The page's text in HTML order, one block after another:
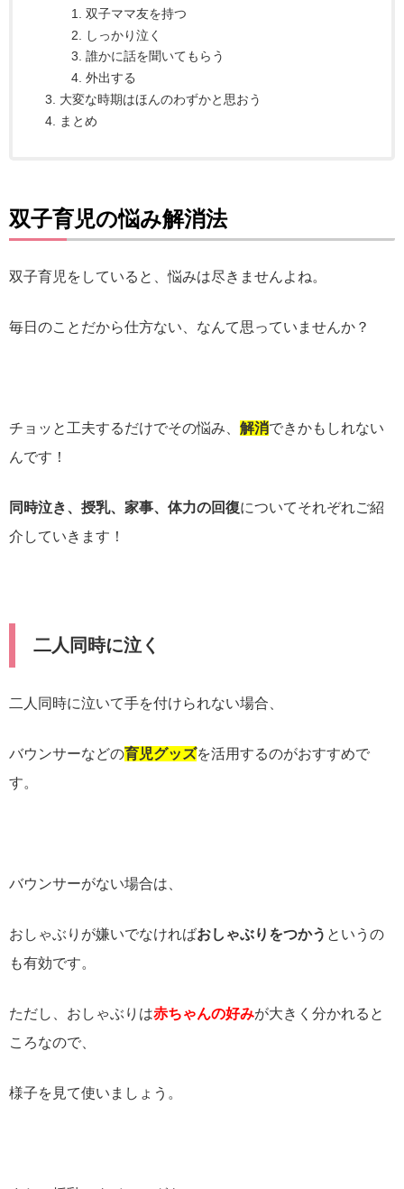
双子ママ友を持つ
しっかり泣く
誰かに話を聞いてもらう
外出する
大変な時期はほんのわずかと思おう
まとめ
双子育児の悩み解消法
双子育児をしていると、悩みは尽きませんよね。
毎日のことだから仕方ない、なんて思っていませんか？
チョッと工夫するだけでその悩み、 解消できかもしれない
んです！
同時泣き、授乳、家事、体力の回復についてそれぞれご紹
介していきます！
二人同時に泣く
二人同時に泣いて手を付けられない場合、
バウンサーなどの育児グッズを活用するのがおすすめで
す。
バウンサーがない場合は、
おしゃぶりが嫌いでなければおしゃぶりをつかう というの
も有効です。
ただし、おしゃぶりは赤ちゃんの好みが大きく分かれると
ころなので、
様子を見て使いましょう。